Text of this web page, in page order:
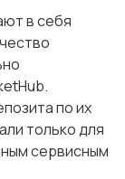
в себя
по их
только для
сервисным